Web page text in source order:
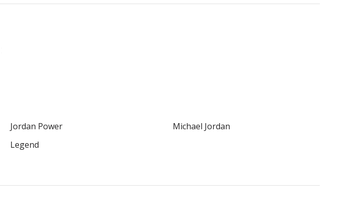
Jordan Power
Legend
Michael Jordan